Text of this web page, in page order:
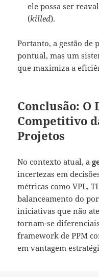
ele possa ser
(killed).
Portanto, a gestão de
pontual, mas um
que maximiza a
Conclusão:
Competitivo
Projetos
No contexto atual, a
incertezas em
métricas como VPL,
balanceamento do
iniciativas que não
tornam-se
framework de PPM
em vantagem